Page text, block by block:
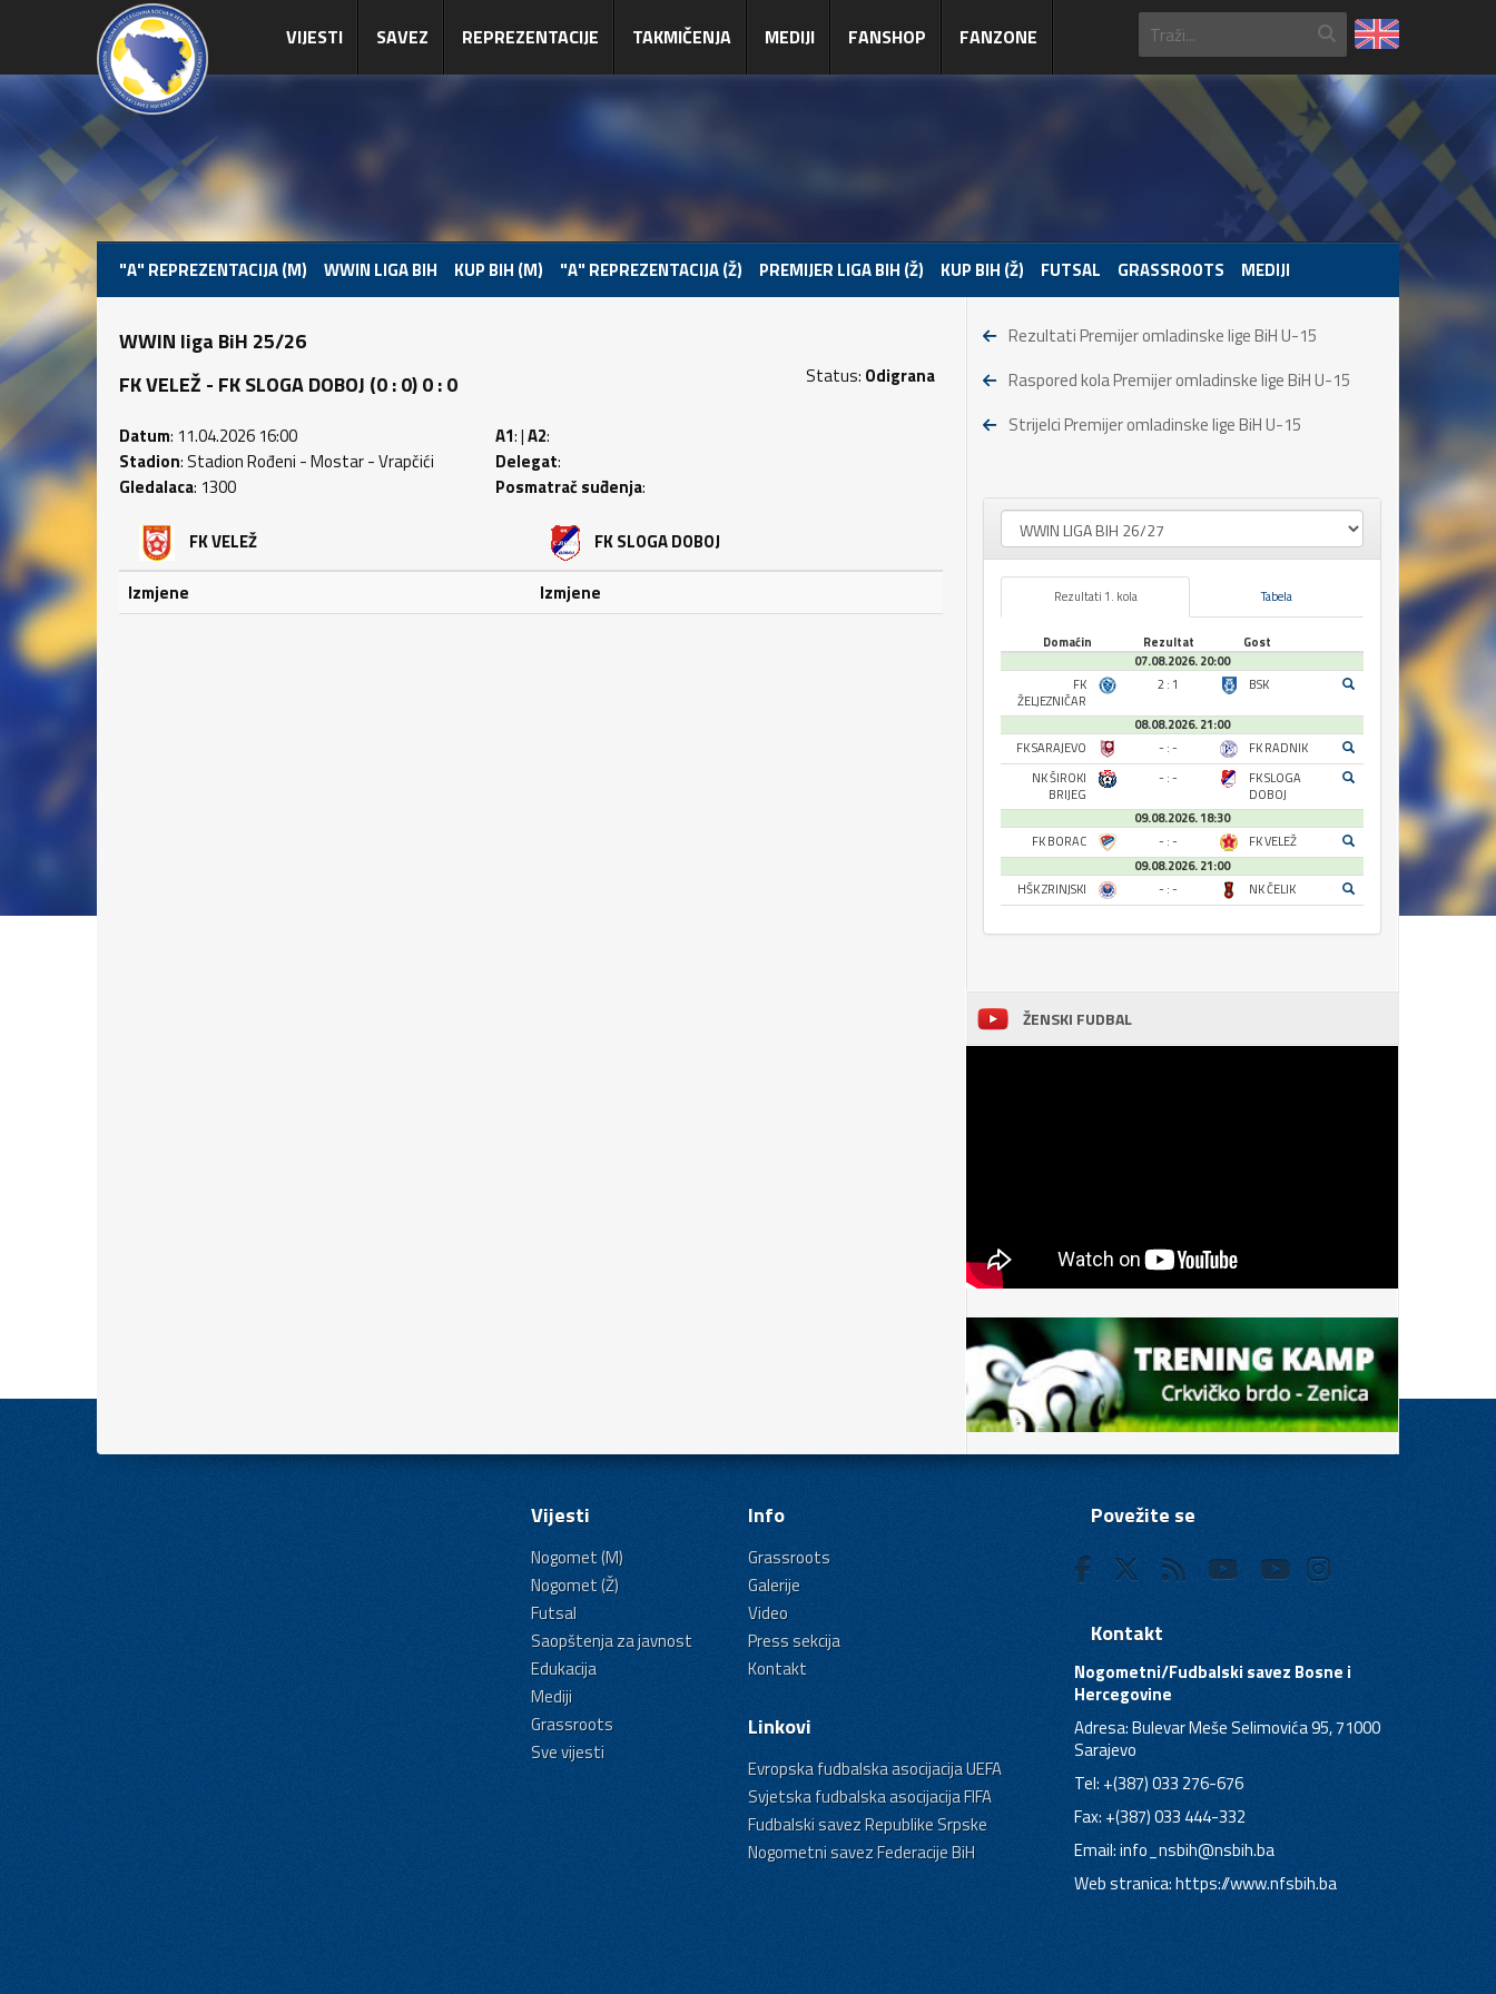
VIJESTI SAVEZ REPREZENTACIJE TAKMIČENJA MEDIJI FANSHOP FANZONE
"A" REPREZENTACIJA (M) WWIN LIGA BIH KUP BIH (M) "A" REPREZENTACIJA (Ž) PREMIJER LIGA BIH (Ž) KUP BIH (Ž) FUTSAL GRASSROOTS MEDIJI
WWIN liga BiH 25/26
FK VELEŽ - FK SLOGA DOBOJ (0 : 0) 0 : 0
Status: Odigrana
Datum: 11.04.2026 16:00
Stadion: Stadion Rođeni - Mostar - Vrapčići
Gledalaca: 1300
A1: |A2:
Delegat:
Posmatrač suđenja:
FK VELEŽ
Izmjene
FK SLOGA DOBOJ
Izmjene
Rezultati Premijer omladinske lige BiH U-15
Raspored kola Premijer omladinske lige BiH U-15
Strijelci Premijer omladinske lige BiH U-15
Rezultati 1. kola Tabela
Domaćin Rezultat
Gost
07.08.2026. 20:00
FK
ŽELJEZNIČAR
2 : 1 BSK
08.08.2026. 21:00
FK SARAJEVO
- : -
FK RADNIK
NK ŠIROKI
BRIJEG
- : -
FK SLOGA
DOBOJ
09.08.2026. 18:30
FK BORAC
- : -
FK VELEŽ
09.08.2026. 21:00
HŠK ZRINJSKI
- : - NK ČELIK
ŽENSKI FUDBAL
Vijesti
Nogomet (M)
Nogomet (Ž)
Futsal
Saopštenja za javnost
Edukacija
Mediji
Grassroots
Sve vijesti
Info
Grassroots
Galerije
Video
Press sekcija
Kontakt
Linkovi
Evropska fudbalska asocijacija UEFA
Svjetska fudbalska asocijacija FIFA
Fudbalski savez Republike Srpske
Nogometni savez Federacije BiH
Povežite se
Kontakt
Nogometni/Fudbalski savez Bosne i
Hercegovine
Adresa: Bulevar Meše Selimovića 95, 71000
Sarajevo
Tel: +(387) 033 276-676
Fax: +(387) 033 444-332
Email:info_nsbih@nsbih.ba
Web stranica: https://www.nfsbih.ba